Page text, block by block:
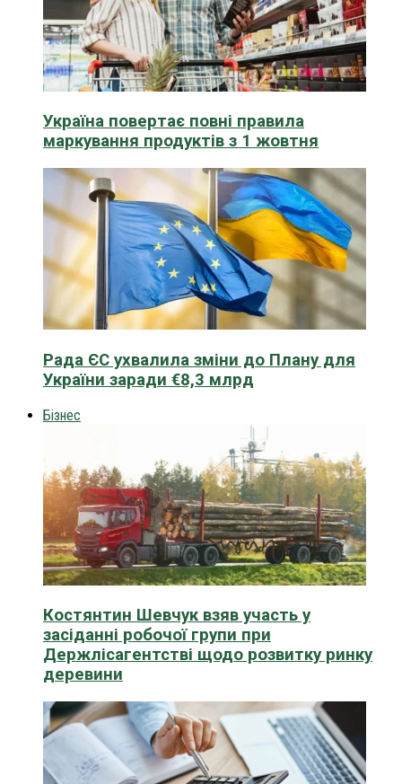
Україна повертає повні правила
маркування продуктів з 1 жовтня
Рада ЄС ухвалила зміни до Плану для
України заради €8,3 млрд
Бізнес
Костянтин Шевчук взяв участь у
засіданні робочої групи при
Держлісагентстві щодо розвитку ринку
деревини